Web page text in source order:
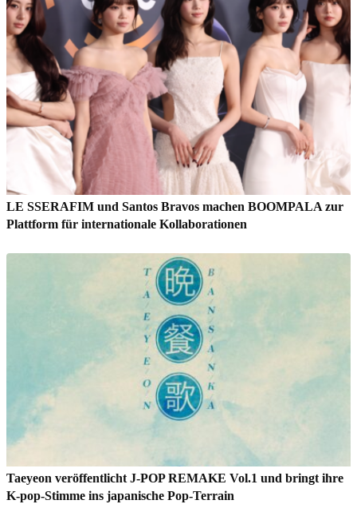
LE SSERAFIM und Santos Bravos machen BOOMPALA zur
Plattform für internationale Kollaborationen
Taeyeon veröffentlicht J-POP REMAKE Vol.1 und bringt ihre
K-pop-Stimme ins japanische Pop-Terrain